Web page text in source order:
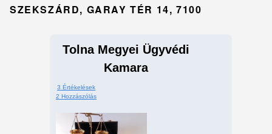
SZEKSZÁRD, GARAY TÉR 14, 7100
Tolna Megyei Ügyvédi
Kamara
3 Értékelések
2 Hozzászólás